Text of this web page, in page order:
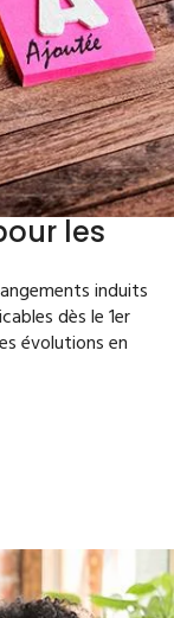
les
induits
dès le 1er
évolutions en